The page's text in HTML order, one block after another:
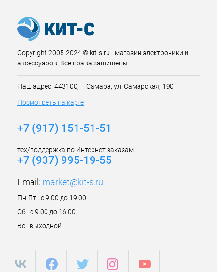
Copyright 2005-2024 © kit-s.ru - магазин электроники и
аксессуаров. Все права защищены.
Наш адрес: 443100, г. Самара, ул. Самарская, 190
Посмотреть на карте
+7 (917) 151-51-51
тех/поддержка по Интернет заказам
+7 (937) 995-19-55
Email: market@kit-s.ru
Пн-Пт : с 9:00 до 19:00
Сб : с 9:00 до 16:00
Вс : выходной